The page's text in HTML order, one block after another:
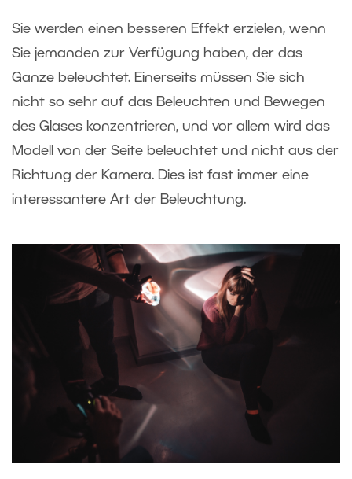
Sie werden einen besseren Effekt erzielen, wenn
Sie jemanden zur Verfügung haben, der das
Ganze beleuchtet. Einerseits müssen Sie sich
nicht so sehr auf das Beleuchten und Bewegen
des Glases konzentrieren, und vor allem wird das
Modell von der Seite beleuchtet und nicht aus der
Richtung der Kamera. Dies ist fast immer eine
interessantere Art der Beleuchtung.